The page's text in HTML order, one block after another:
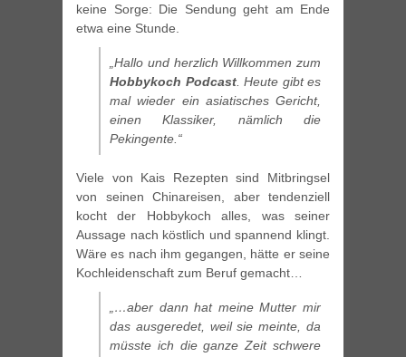
keine Sorge: Die Sendung geht am Ende
etwa eine Stunde.
„Hallo und herzlich Willkommen zum
Hobbykoch Podcast. Heute gibt es
mal wieder ein asiatisches Gericht,
einen Klassiker, nämlich die
Pekingente.“
Viele von Kais Rezepten sind Mitbringsel
von seinen Chinareisen, aber tendenziell
kocht der Hobbykoch alles, was seiner
Aussage nach köstlich und spannend klingt.
Wäre es nach ihm gegangen, hätte er seine
Kochleidenschaft zum Beruf gemacht…
„…aber dann hat meine Mutter mir
das ausgeredet, weil sie meinte, da
müsste ich die ganze Zeit schwere